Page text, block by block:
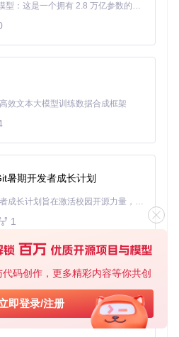
码创作，更多精彩内容等你共创
即登录/注册
Kimi K3 是Kimi能力最强的模型：这是一个拥有 2.8 万亿参数的混合专家（MoE）模型，具备原生视觉理解能力，并支持 100 万 token 的上下文窗口。
效文本大模型训练数据合成框架
暑期开发者成长计划
「源启盛夏」暑期校园开发者成长计划旨在激活校园开源力量，通过积分激励、认证扶持、资源倾斜等形式，引导高校组织和开发者完成「入驻 — 建项目 — 做贡献 — 获认证 — 得资源」的完整闭环。无论你是想带领社团入驻平台的组织者，还是希望用代码贡献证明自己的开发者，都能在这里找到属于你的成长路径。
1
基于Python的Xiaozhi AI，适用于想要完整Xiaozhi体验而无需拥有专用硬件的用户。